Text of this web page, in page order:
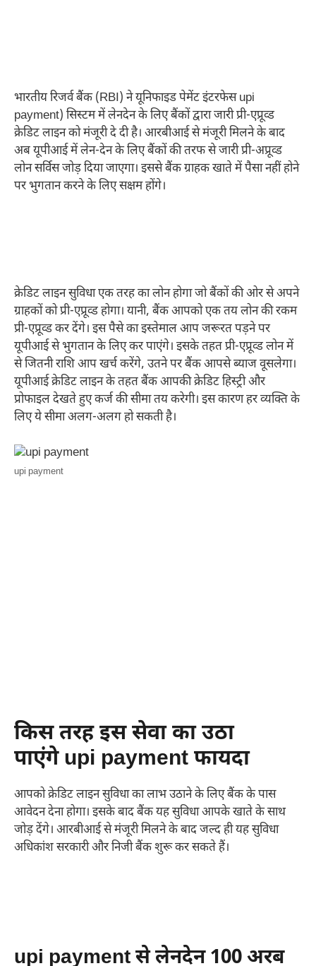
भारतीय रिजर्व बैंक (RBI) ने यूनिफाइड पेमेंट इंटरफेस upi
payment) सिस्टम में लेनदेन के लिए बैंकों द्वारा जारी प्री-एप्रूव्ड
क्रेडिट लाइन को मंजूरी दे दी है। आरबीआई से मंजूरी मिलने के बाद
अब यूपीआई में लेन-देन के लिए बैंकों की तरफ से जारी प्री-अप्रूव्ड
लोन सर्विस जोड़ दिया जाएगा। इससे बैंक ग्राहक खाते में पैसा नहीं होने
पर भुगतान करने के लिए सक्षम होंगे।
क्रेडिट लाइन सुविधा एक तरह का लोन होगा जो बैंकों की ओर से अपने
ग्राहकों को प्री-एप्रूव्ड होगा। यानी, बैंक आपको एक तय लोन की रकम
प्री-एप्रूव्ड कर देंगे। इस पैसे का इस्तेमाल आप जरूरत पड़ने पर
यूपीआई से भुगतान के लिए कर पाएंगे। इसके तहत प्री-एप्रूव्ड लोन में
से जितनी राशि आप खर्च करेंगे, उतने पर बैंक आपसे ब्याज वूसलेगा।
यूपीआई क्रेडिट लाइन के तहत बैंक आपकी क्रेडिट हिस्ट्री और
प्रोफाइल देखते हुए कर्ज की सीमा तय करेगी। इस कारण हर व्यक्ति के
लिए ये सीमा अलग-अलग हो सकती है।
upi payment
किस तरह इस सेवा का उठा
पाएंगे upi payment फायदा
आपको क्रेडिट लाइन सुविधा का लाभ उठाने के लिए बैंक के पास
आवेदन देना होगा। इसके बाद बैंक यह सुविधा आपके खाते के साथ
जोड़ देंगे। आरबीआई से मंजूरी मिलने के बाद जल्द ही यह सुविधा
अधिकांश सरकारी और निजी बैंक शुरू कर सकते हैं।
upi payment से लेनदेन 100 अरब